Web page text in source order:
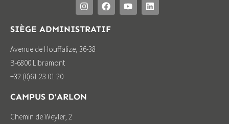
SIÈGE ADMINISTRATIF
Avenue de Houffalize, 36-38
B-6800 Libramont
+32 (0)61 23 01 20
CAMPUS D'ARLON
Chemin de Weyler, 2